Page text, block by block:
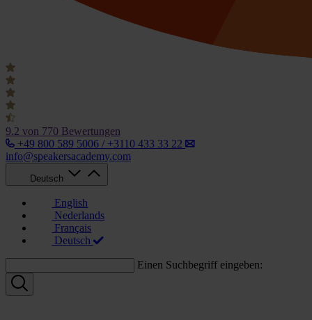
9.2 von 770 Bewertungen
+49 800 589 5006 / +3110 433 33 22
info@speakersacademy.com
Deutsch
English
Nederlands
Français
Deutsch
Einen Suchbegriff eingeben: